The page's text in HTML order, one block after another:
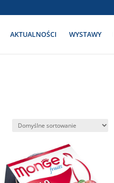
AKTUALNOŚCI WYSTAWY